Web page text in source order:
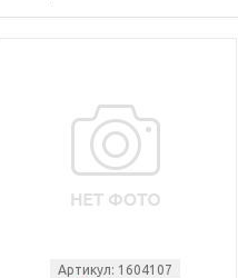
Артикул: 1604107